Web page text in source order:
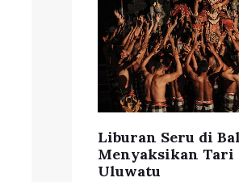
Liburan Seru di
Menyaksikan Tari
Uluwatu